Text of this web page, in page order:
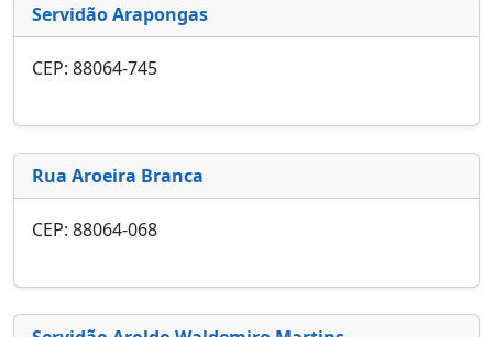
Servidão Arapongas
CEP: 88064-745
Rua Aroeira Branca
CEP: 88064-068